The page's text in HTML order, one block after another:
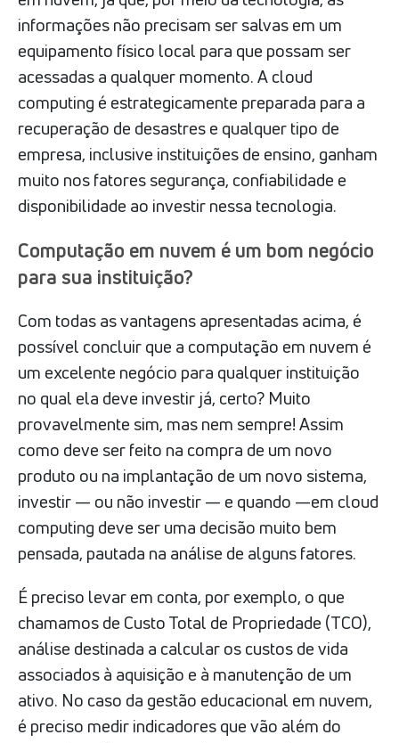
informações não precisam ser salvas em um
equipamento físico local para que possam ser
acessadas a qualquer momento. A cloud
computing é estrategicamente preparada para a
recuperação de desastres e qualquer tipo de
empresa, inclusive instituições de ensino, ganham
muito nos fatores segurança, confiabilidade e
disponibilidade ao investir nessa tecnologia.
Computação em nuvem é um bom negócio
para sua instituição?
Com todas as vantagens apresentadas acima, é
possível concluir que a computação em nuvem é
um excelente negócio para qualquer instituição
no qual ela deve investir já, certo? Muito
provavelmente sim, mas nem sempre! Assim
como deve ser feito na compra de um novo
produto ou na implantação de um novo sistema,
investir — ou não investir — e quando —em cloud
computing deve ser uma decisão muito bem
pensada, pautada na análise de alguns fatores.
É preciso levar em conta, por exemplo, o que
chamamos de Custo Total de Propriedade (TCO),
análise destinada a calcular os custos de vida
associados à aquisição e à manutenção de um
ativo. No caso da gestão educacional em nuvem,
é preciso medir indicadores que vão além do